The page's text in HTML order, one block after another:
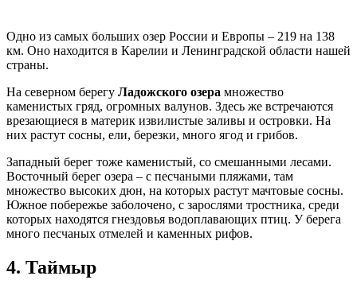
Одно из самых больших озер России и Европы – 219 на 138
км. Оно находится в Карелии и Ленинградской области нашей
страны.
На северном берегу Ладожского озера множество
каменистых гряд, огромных валунов. Здесь же встречаются
врезающиеся в материк извилистые заливы и островки. На
них растут сосны, ели, березки, много ягод и грибов.
Западный берег тоже каменистый, со смешанными лесами.
Восточный берег озера – с песчаными пляжами, там
множество высоких дюн, на которых растут мачтовые сосны.
Южное побережье заболочено, с зарослями тростника, среди
которых находятся гнездовья водоплавающих птиц. У берега
много песчаных отмелей и каменных рифов.
4. Таймыр